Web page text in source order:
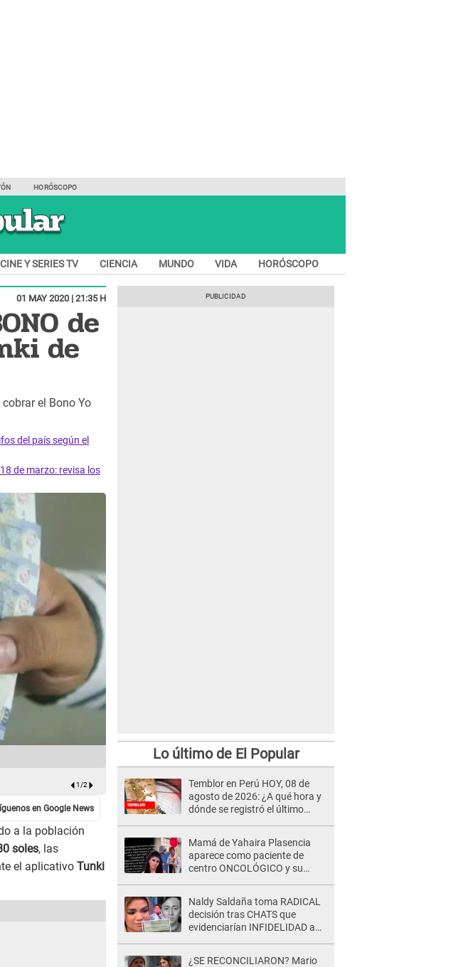
HORÓSCOPO
CINE Y SERIES TV CIENCIA MUNDO VIDA HORÓSCOPO
01 MAY 2020 | 21:35 H
de
de
el Bono Yo
del país según el
de marzo: revisa los
Tunky Interbank, aplicativo para cobrar Bono 380.
1 /2
a la población
soles, las
el aplicativo Tunki
Lo último de El Popular
Temblor en Perú HOY, 08 de
agosto de 2026: ¿A qué hora y
dónde se registró el último
Mamá de Yahaira Plasencia
aparece como paciente de
centro ONCOLÓGICO y su
Naldy Saldaña toma RADICAL
decisión tras CHATS que
evidenciarían INFIDELIDAD a
¿SE RECONCILIARON? Mario